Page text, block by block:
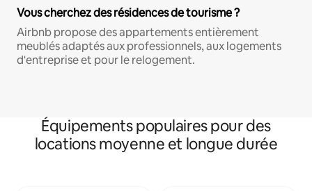
Vous cherchez des résidences de tourisme ?
Airbnb propose des appartements entièrement
meublés adaptés aux professionnels, aux logements
d'entreprise et pour le relogement.
Équipements populaires pour des
locations moyenne et longue durée